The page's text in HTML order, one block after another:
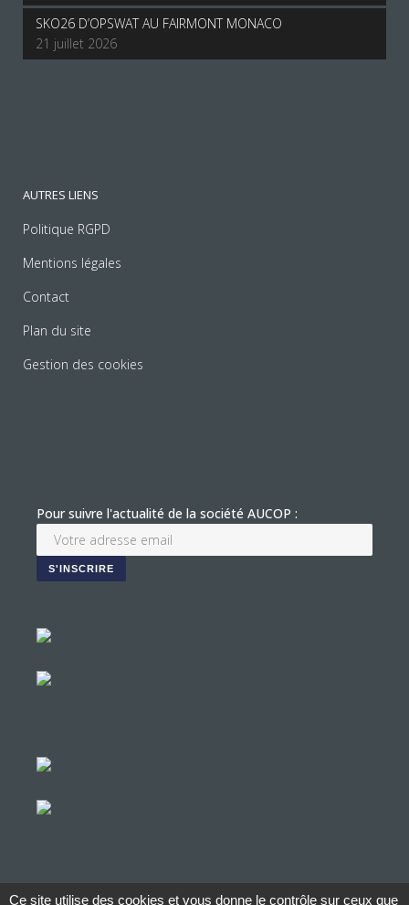
SKO26 D’OPSWAT AU FAIRMONT MONACO
21 juillet 2026
AUTRES LIENS
Politique RGPD
Mentions légales
Contact
Plan du site
Gestion des cookies
Pour suivre l'actualité de la société AUCOP :
Ce site utilise des cookies et vous donne le contrôle sur ceux que